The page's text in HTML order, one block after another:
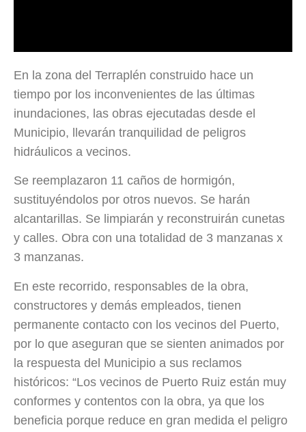
En la zona del Terraplén construido hace un
tiempo por los inconvenientes de las últimas
inundaciones, las obras ejecutadas desde el
Municipio, llevarán tranquilidad de peligros
hidráulicos a vecinos.
Se reemplazaron 11 caños de hormigón,
sustituyéndolos por otros nuevos. Se harán
alcantarillas. Se limpiarán y reconstruirán cunetas
y calles. Obra con una totalidad de 3 manzanas x
3 manzanas.
En este recorrido, responsables de la obra,
constructores y demás empleados, tienen
permanente contacto con los vecinos del Puerto,
por lo que aseguran que se sienten animados por
la respuesta del Municipio a sus reclamos
históricos: “Los vecinos de Puerto Ruiz están muy
conformes y contentos con la obra, ya que los
beneficia porque reduce en gran medida el peligro